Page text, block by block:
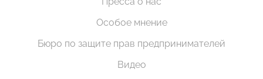
Особое мнение
Бюро по защите прав предпринимателей
Видео